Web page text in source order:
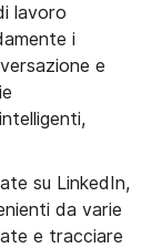
lavoro
i
e
su LinkedIn,
da varie
e tracciare